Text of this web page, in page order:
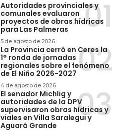
Autoridades provinciales y
comunales evaluaron
proyectos de obras hídricas
para Las Palmeras
5 de agosto de 2026
La Provincia cerró en Ceres la
1° ronda de jornadas
regionales sobre el fenómeno
de El Niño 2026-2027
4 de agosto de 2026
El senador Michlig y
autoridades de la DPV
supervisaron obras hídricas y
viales en Villa Saralegui y
Aguará Grande